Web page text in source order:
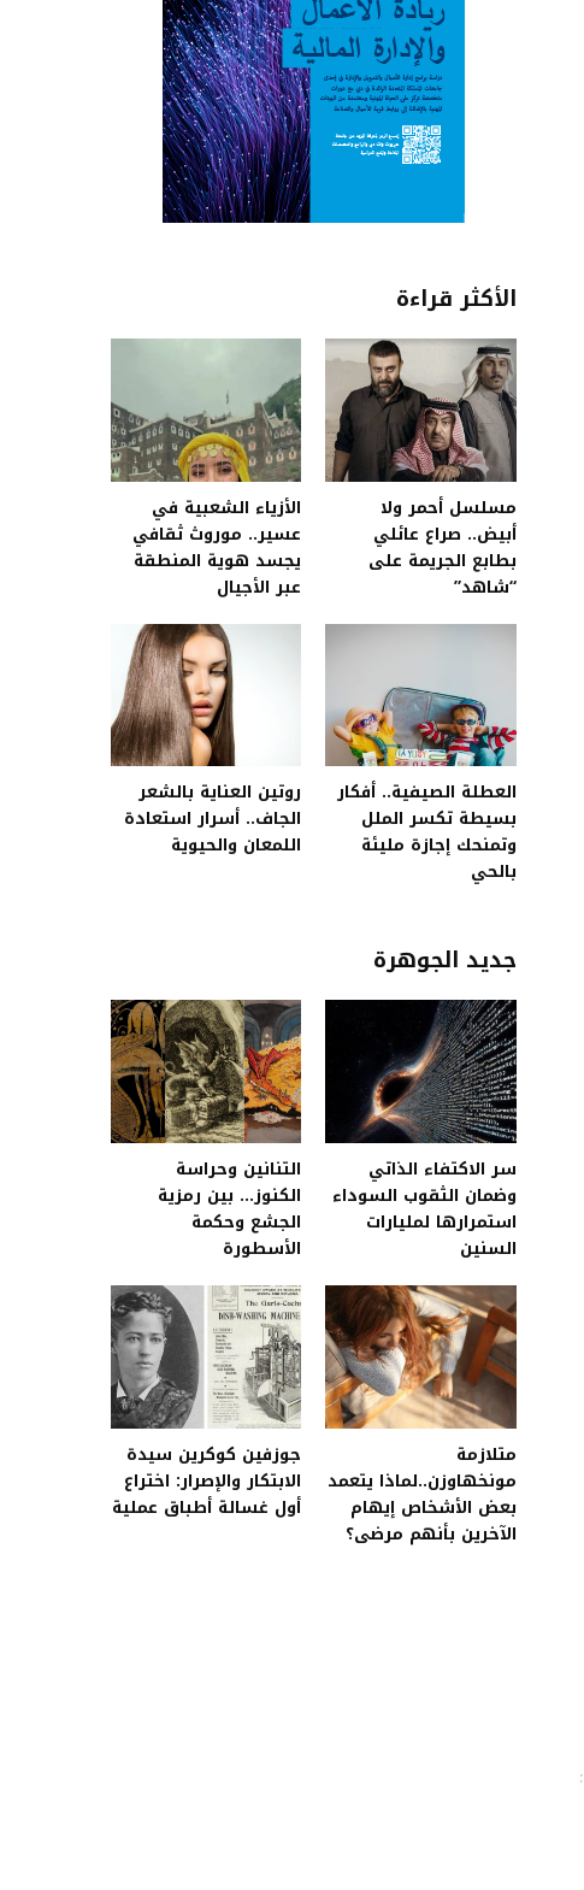
الأكثر قراءة
مسلسل أحمر ولا
أبيض.. صراع عائلي
بطابع الجريمة على
“شاهد”
الأزياء الشعبية في
عسير.. موروث ثقافي
يجسد هوية المنطقة
عبر الأجيال
العطلة الصيفية.. أفكار
بسيطة تكسر الملل
وتمنحك إجازة مليئة
بالحي
روتين العناية بالشعر
الجاف.. أسرار استعادة
اللمعان والحيوية
جديد الجوهرة
سر الاكتفاء الذاتي
وضمان الثقوب السوداء
استمرارها لمليارات
السنين
التنانين وحراسة
الكنوز… بين رمزية
الجشع وحكمة
الأسطورة
متلازمة
مونخهاوزن..لماذا يتعمد
بعض الأشخاص إيهام
الآخرين بأنهم مرضى؟
جوزفين كوكرين سيدة
الابتكار والإصرار: اختراع
أول غسالة أطباق عملية